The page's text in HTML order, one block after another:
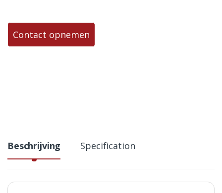
Contact opnemen
Beschrijving Specification